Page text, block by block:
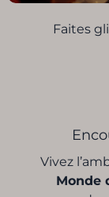
Faites
Vivez
Monde